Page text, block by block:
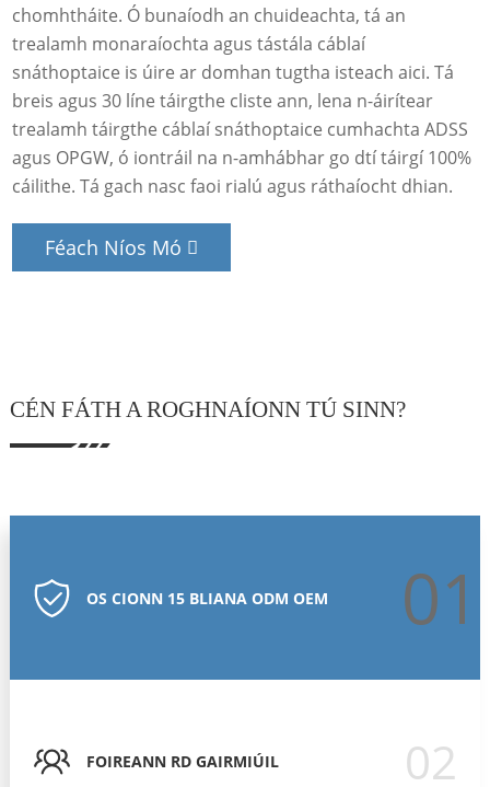
chomhtháite. Ó bunaíodh an chuideachta, tá an
trealamh monaraíochta agus tástála cáblaí
snáthoptaice is úire ar domhan tugtha isteach aici. Tá
breis agus 30 líne táirgthe cliste ann, lena n-áirítear
trealamh táirgthe cáblaí snáthoptaice cumhachta ADSS
agus OPGW, ó iontráil na n-amhábhar go dtí táirgí 100%
cáilithe. Tá gach nasc faoi rialú agus ráthaíocht dhian.
Féach Níos Mó
CÉN FÁTH A ROGHNAÍONN TÚ SINN?
OS CIONN 15 BLIANA ODM OEM 01
FOIREANN RD GAIRMIÚIL 02